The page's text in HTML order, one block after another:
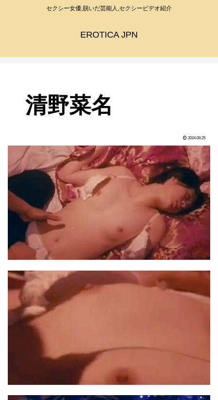
セクシー女優,脱いだ芸能人,セクシービデオ紹介
EROTICA JPN
清野菜名
2024.09.25